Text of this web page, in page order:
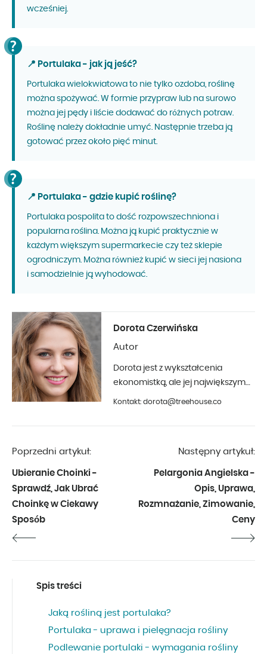
wcześniej.
📍 Portulaka - jak ją jeść?
Portulaka wielokwiatowa to nie tylko ozdoba, roślinę
można spożywać. W formie przypraw lub na surowo
można jej pędy i liście dodawać do różnych potraw.
Roślinę należy dokładnie umyć. Następnie trzeba ją
gotować przez około pięć minut.
📍 Portulaka - gdzie kupić roślinę?
Portulaka pospolita to dość rozpowszechniona i
popularna roślina. Można ją kupić praktycznie w
każdym większym supermarkecie czy też sklepie
ogrodniczym. Można również kupić w sieci jej nasiona
i samodzielnie ją wyhodować.
Dorota Czerwińska
Autor
Dorota jest z wykształcenia
ekonomistką, ale jej największym
hobby jest fotografia i aranżacja
od początku 2019 roku.
Kontakt: dorota@treehouse.co
Poprzedni artykuł:
Ubieranie Choinki -
Sprawdź, Jak Ubrać
Choinkę w Ciekawy
Sposób
Następny artykuł:
Pelargonia Angielska -
Opis, Uprawa,
Rozmnażanie, Zimowanie,
Ceny
Spis treści
Jaką rośliną jest portulaka?
Portulaka - uprawa i pielęgnacja rośliny
Podlewanie portulaki - wymagania rośliny